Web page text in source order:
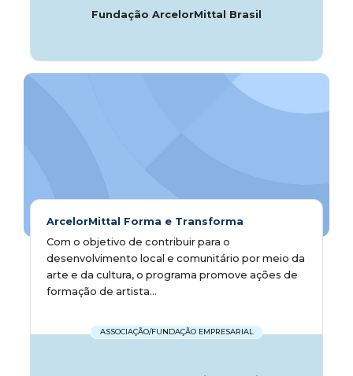
Fundação ArcelorMittal Brasil
ArcelorMittal Forma e Transforma
Com o objetivo de contribuir para o
desenvolvimento local e comunitário por meio da
arte e da cultura, o programa promove ações de
formação de artista...
ASSOCIAÇÃO/FUNDAÇÃO EMPRESARIAL